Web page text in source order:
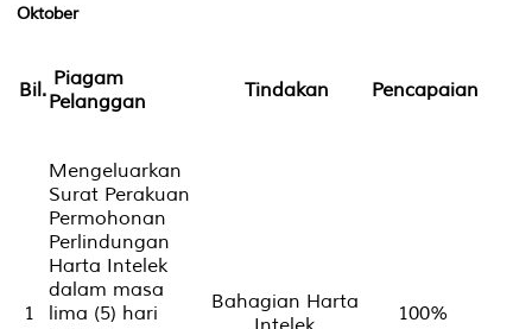
Oktober
Bil. Piagam
Pelanggan
Tindakan Pencapaian
1
Mengeluarkan
Surat Perakuan
Permohonan
Perlindungan
Harta Intelek
dalam masa
lima (5) hari
Bahagian Harta
100%